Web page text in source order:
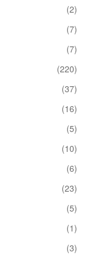
(2)
(7)
(7)
(220)
(37)
(16)
(5)
(10)
(6)
(23)
(5)
(1)
(3)